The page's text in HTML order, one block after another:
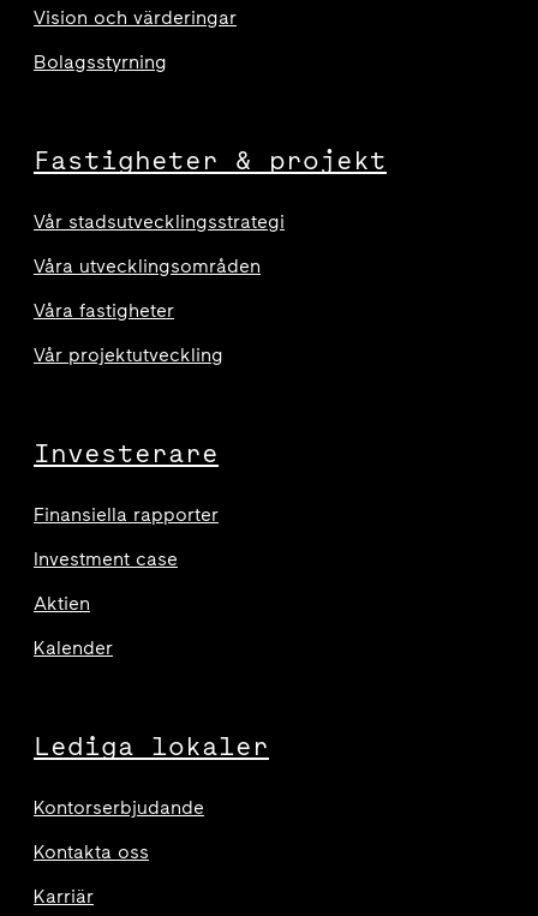
Vision och värderingar
Bolagsstyrning
Fastigheter & projekt
Vår stadsutvecklingsstrategi
Våra utvecklingsområden
Våra fastigheter
Vår projektutveckling
Investerare
Finansiella rapporter
Investment case
Aktien
Kalender
Lediga lokaler
Kontorserbjudande
Kontakta oss
Karriär